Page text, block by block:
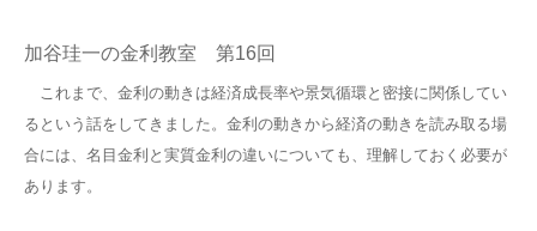
加谷珪一の金利教室 第16回
これまで、金利の動きは経済成長率や景気循環と密接に関係してい
るという話をしてきました。金利の動きから経済の動きを読み取る場
合には、名目金利と実質金利の違いについても、理解しておく必要が
あります。